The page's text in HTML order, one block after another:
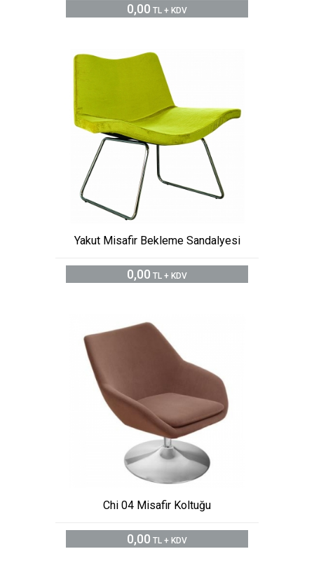
0,00 TL + KDV
Yakut Misafir Bekleme Sandalyesi
0,00 TL + KDV
Chi 04 Misafir Koltuğu
0,00 TL + KDV